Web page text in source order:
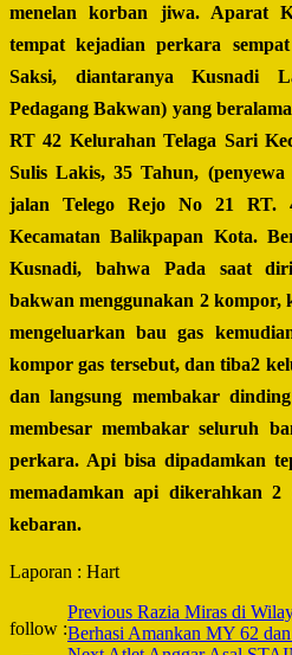
menelan korban jiwa. Aparat
tempat kejadian perkara
Saksi, diantaranya Kusnadi
Pedagang Bakwan) yang
RT 42 Kelurahan Telaga Sari
Sulis Lakis, 35 Tahun,
jalan Telego Rejo No 21 RT.
Kecamatan Balikpapan Kota.
Kusnadi, bahwa Pada saat
bakwan menggunakan 2 kompor,
mengeluarkan bau gas
kompor gas tersebut, dan tiba2
dan langsung membakar
membesar membakar seluruh
perkara. Api bisa dipadamkan
memadamkan api dikerahkan
kebaran.
Laporan : Hart
follow :
Post
Navigation
Previous Razia Miras di
Berhasi Amankan MY 62